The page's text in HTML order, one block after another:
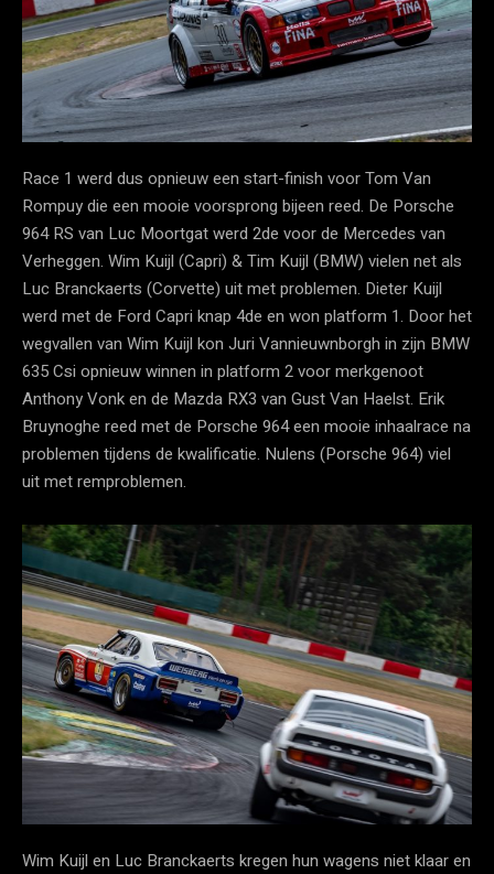
Race 1 werd dus opnieuw een start-finish voor Tom Van
Rompuy die een mooie voorsprong bijeen reed. De Porsche
964 RS van Luc Moortgat werd 2de voor de Mercedes van
Verheggen. Wim Kuijl (Capri) & Tim Kuijl (BMW) vielen net als
Luc Branckaerts (Corvette) uit met problemen. Dieter Kuijl
werd met de Ford Capri knap 4de en won platform 1. Door het
wegvallen van Wim Kuijl kon Juri Vannieuwnborgh in zijn BMW
635 Csi opnieuw winnen in platform 2 voor merkgenoot
Anthony Vonk en de Mazda RX3 van Gust Van Haelst. Erik
Bruynoghe reed met de Porsche 964 een mooie inhaalrace na
problemen tijdens de kwalificatie. Nulens (Porsche 964) viel
uit met remproblemen.
Wim Kuijl en Luc Branckaerts kregen hun wagens niet klaar en